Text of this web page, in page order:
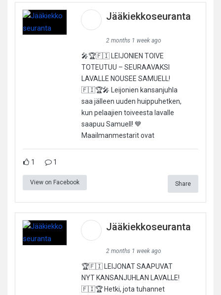
Jääkiekkoseuranta
2 months 1 week ago
🎤🏆🇫🇮 LEIJONIEN TOIVE
TOTEUTUU – SEURAAVAKSI
LAVALLE NOUSEE SAMUELL!
🇫🇮🏆🎤 Leijonien kansanjuhla
saa jälleen uuden huippuhetken,
kun pelaajien toiveesta lavalle
saapuu Samuell! 💙
Maailmanmestarit ovat
1 1
View on Facebook Share
Jääkiekkoseuranta
2 months 1 week ago
🏆🇫🇮 LEIJONAT SAAPUVAT
NYT KANSANJUHLAN LAVALLE!
🇫🇮🏆 Hetki, jota tuhannet